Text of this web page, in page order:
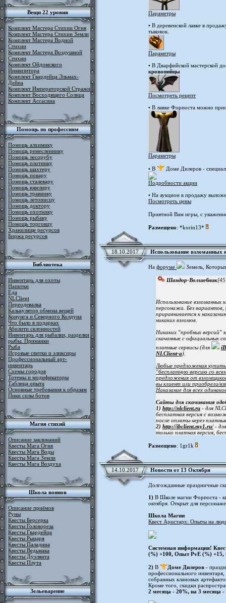
Вещи 22 уровня
Комплект Мастера Стихии Огня
Комплект Мастера Стихии Земли
Комплект Мастера Водной
Стихии
Комплект Мастера Воздушной
Стихии
Комплект Ойдомского
Инквизитора
Комплект Гвардейца Эльмах-
Дейна
Комплект Императорской Стражи
Комплект Восходящего Солнца
Комплект Ассасина
Помощь по профессиям
Помощь алхимику
Помощь ремесленнику
Помощь лесорубу
Помощь плотнику
Помощь шахтеру
Помощь повару
Помощь сталевару
Помощь ювелиру
Помощь травнику
Помощь летописцу
Помощь доктору
Помощь охотнику
Помощь рыбаку
Помощь торговцу
Хранилище ресурсов
Биржа ресурсов
Библиотека
Инвентарь для охоты
Напитки
Еда
NLClient
Переодевалка
Калькулятор обмена вещей
Конунга и Северного Колдуна
Что было в подарках
Абилити склонностей
Инвентарь для рыбалки, разделки
рыбы. Приманки
Рыба
Игровые свитки и эликсиры
Профессиональный арт-
инвентарь
Схемы городов
Тотемы и модификаторы
Таблица опыта
Основные требования к образам
Пики силы ботов
Магия стихий
Описание заклинаний
Квесты Мага Огня
Квесты Мага Воды
Квесты Мага Земли
Квесты Мага Воздуха
Школа воинов
Описание приёмов
Руны
Квесты Берсерка
Квесты Головореза
Квесты Гвардейца
Квесты Рыцаря
Квесты Паладина
Квесты Ведьмака
Квесты Дуэлянта
Квесты Плута
Зельеварение
Параметры
• В деревенской лавке в
тыковок.
Параметры
• В Дварфийской мастерской
кровопийцы
Посмотреть рецепт
• В лавке Форпоста можно
Параметры
• В Доме Дилеров -
Подробности акции
• На аукцион в продажу
Посмотреть цены
Приятной Вам игры, с
Размещено: *korin13*
18.10.2017 Использование взломанных
На форуме Земель,
Шандор-Волшебник
Использование взломанных
персонажа. Без вариантов,
приравнивается к
никаких взломов.
Никаких "пробных версий"
скачанные с официальных
платные сервисы (для
NLClient-a).
Любые предложения
"бесплатную версию со
предложения от
вы клиент или приобрели/
Наказание для всех
Сайты для скачивания
1) http://nlclient.ru - для
бесплатная версия с
после оплаты через
2) http://ibclient.my1.ru/-
только платная версия,
Размещено: 1gr1k
14.10.2017 Новости от 13 Октября
Долгожданные праздничные
1) В Школе магии Форпоста -
октября. Открыт для
Школа Магии
Квест Аристарх: Опыты на
Системная информация!
(%) +100, Опыт PvE (%) +15,
2) В Доме Дилеров -
профессионального
собранных клановых
Кроме того, скидки
2 месяца - 20%, на 3 месяца -